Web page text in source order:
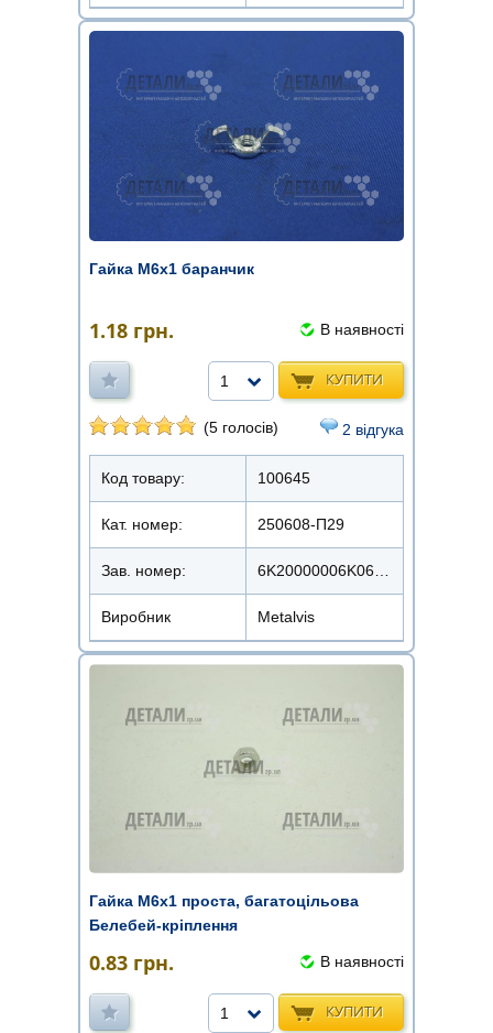
Гайка М6х1 баранчик
1.18 грн. В наявності
КУПИТИ
1
(5 голосів) 2 відгука
Код товару: 100645
Кат. номер: 250608-П29
Зав. номер:
Виробник Metalvis
Гайка М6х1 проста, багатоцільова
Белебей-кріплення
0.83 грн. В наявності
КУПИТИ
1